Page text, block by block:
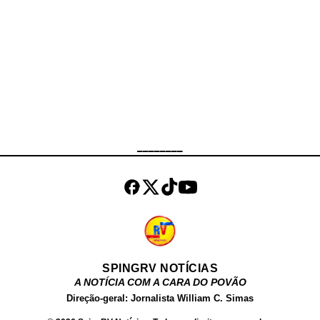
SPINGRV NOTÍCIAS
A NOTÍCIA COM A CARA DO POVÃO
Direção-geral: Jornalista William C. Simas